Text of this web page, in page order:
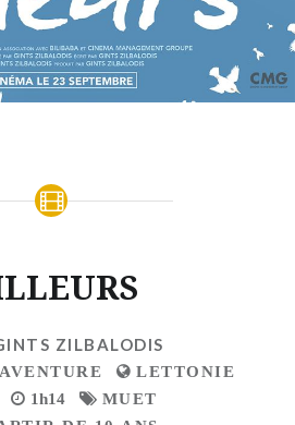
ZILBALODIS
AVENTURE
LETTONIE
1h14
MUET